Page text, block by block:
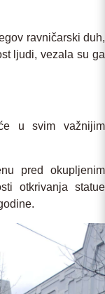
ravničarski duh,
ljudi, vezala su ga
u svim važnijim
pred okupljenim
otkrivanja statue